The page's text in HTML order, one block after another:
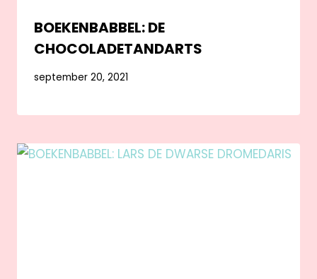
BOEKENBABBEL: DE
CHOCOLADETANDARTS
september 20, 2021